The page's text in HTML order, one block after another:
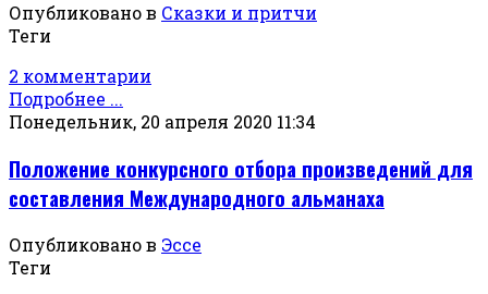
Опубликовано в Сказки и притчи
Теги
2 комментарии
Подробнее ...
Понедельник, 20 апреля 2020 11:34
Положение конкурсного отбора произведений для
составления Международного альманаха
Опубликовано в Эссе
Теги